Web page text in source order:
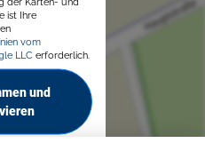
ist Ihre
vom
LLC erforderlich.
und